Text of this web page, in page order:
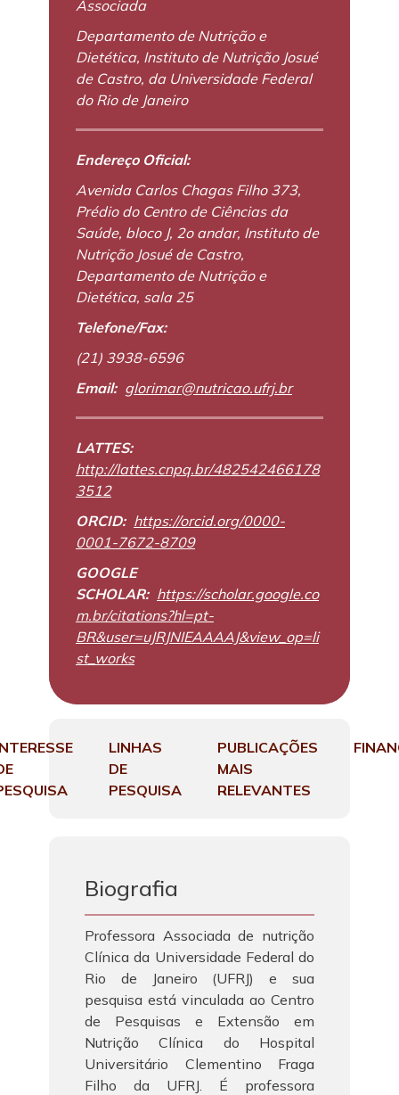
Associada
Departamento de Nutrição e
Dietética, Instituto de Nutrição Josué
de Castro, da Universidade Federal
do Rio de Janeiro
Endereço Oficial:
Avenida Carlos Chagas Filho 373,
Prédio do Centro de Ciências da
Saúde, bloco J, 2o andar, Instituto de
Nutrição Josué de Castro,
Departamento de Nutrição e
Dietética, sala 25
Telefone/Fax:
(21) 3938-6596
Email: glorimar@nutricao.ufrj.br
LATTES:
http://lattes.cnpq.br/482542466178
3512
ORCID: https://orcid.org/0000-
0001-7672-8709
GOOGLE
SCHOLAR: https://scholar.google.co
m.br/citations?hl=pt-
BR&user=uJRJNIEAAAAJ&view_op=li
st_works
LINHAS
DE
PESQUISA
PUBLICAÇÕES
MAIS
RELEVANTES
Biografia
Professora Associada de nutrição
Clínica da Universidade Federal do
Rio de Janeiro (UFRJ) e sua
pesquisa está vinculada ao Centro
de Pesquisas e Extensão em
Nutrição Clínica do Hospital
Universitário Clementino Fraga
Filho da UFRJ. É professora